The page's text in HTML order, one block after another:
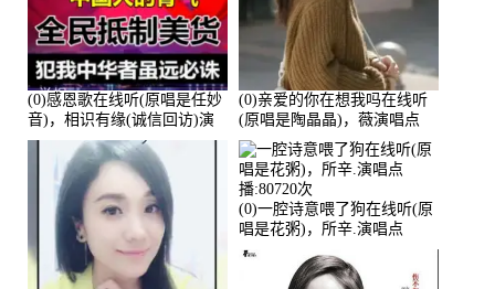
(0)感恩歌在线听(原唱是任妙
音)，相识有缘(诚信回访)演
唱点播:161288次
(0)亲爱的你在想我吗在线听
(原唱是陶晶晶)，薇演唱点
播:159722次
(0)一腔诗意喂了狗在线听(原
唱是花粥)，所辛.演唱点
播:80720次